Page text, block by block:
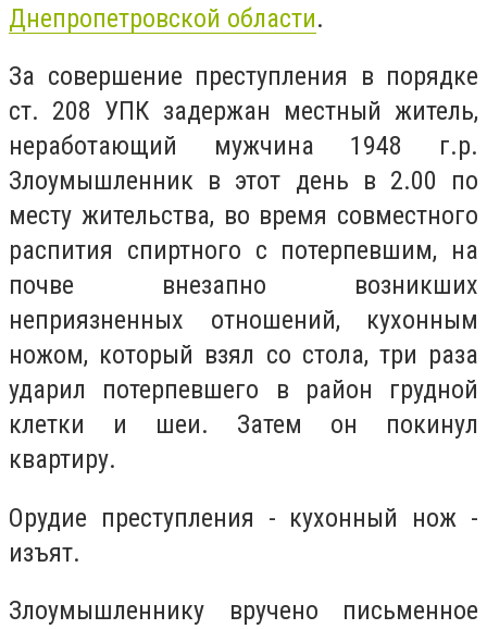
Днепропетровской области.
За совершение преступления в порядке
ст. 208 УПК задержан местный житель,
неработающий мужчина 1948 г.р.
Злоумышленник в этот день в 2.00 по
месту жительства, во время совместного
распития спиртного с потерпевшим, на
почве внезапно возникших
неприязненных отношений, кухонным
ножом, который взял со стола, три раза
ударил потерпевшего в район грудной
клетки и шеи. Затем он покинул
квартиру.
Орудие преступления - кухонный нож -
изъят.
Злоумышленнику вручено письменное